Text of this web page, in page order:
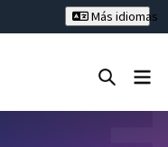
Más idiomas